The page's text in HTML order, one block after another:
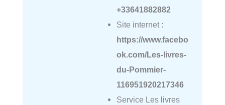
+33641882882
Site internet :
https://www.facebo
ok.com/Les-livres-
du-Pommier-
116951920217346
Service Les livres